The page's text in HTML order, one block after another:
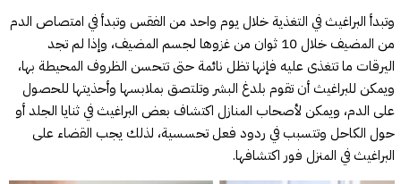
وتبدأ البراغيث في التغذية خلال يوم واحد من الفقس وتبدأ في امتصاص الدم
من المضيف خلال 10 ثوان من غزوها لجسم المضيف، وإذا لم تجد
اليرقات ما تتغذى عليه فإنها تظل نائمة حتى تتحسن الظروف المحيطة بها،
ويمكن للبراغيث أن تقوم بلدغ البشر وتلتصق بملابسها وأحذيتها للحصول
على الدم، ويمكن لأصحاب المنازل اكتشاف بعض البراغيث في ثنايا الجلد أو
حول الكاحل وتتسبب في ردود فعل تحسسية، لذلك يجب القضاء على
البراغيث في المنزل فور اكتشافها.